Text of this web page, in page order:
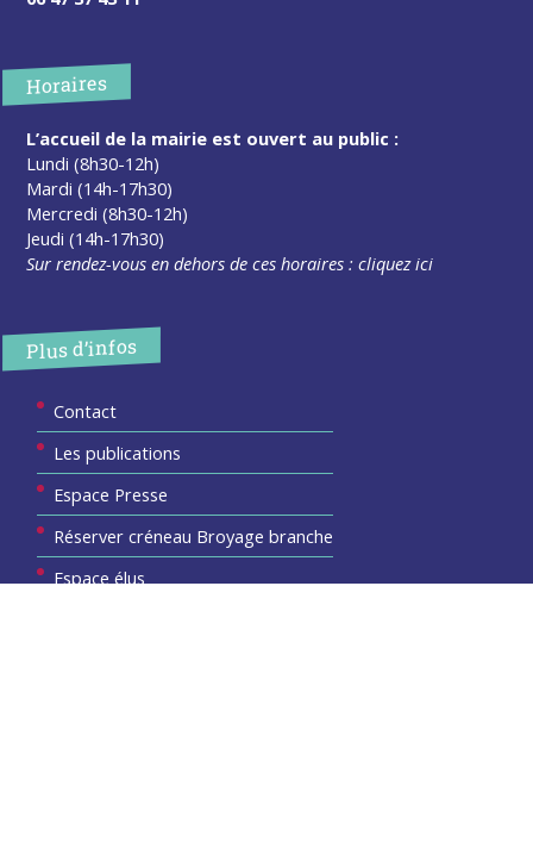
Horaires
L’accueil de la mairie est ouvert au public :
Lundi (8h30-12h)
Mardi (14h-17h30)
Mercredi (8h30-12h)
Jeudi (14h-17h30)
Sur rendez-vous en dehors de ces horaires :cliquez ici
Plus d’infos
Contact
Les publications
Espace Presse
Réserver créneau Broyage branche
Espace élus